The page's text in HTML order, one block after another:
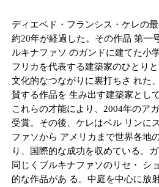
ディエベド・フランシス・ケレの
約20年が経過した。その作品 第一
ルキナファソ のガンドに建てた小
フリカを代表する建築家のひとり
文化的なつながりに裏打ちさ れた
賛する作品を 生み出す建築家と
これらの才能により、2004年のア
受賞。その後、ケレはベル リンに
ファソから アメリカまで世界各地
り、国際的な成功を収めている。
同じくブルキナファソのリセ・ シ
的な作品があ る。中庭を中心に放